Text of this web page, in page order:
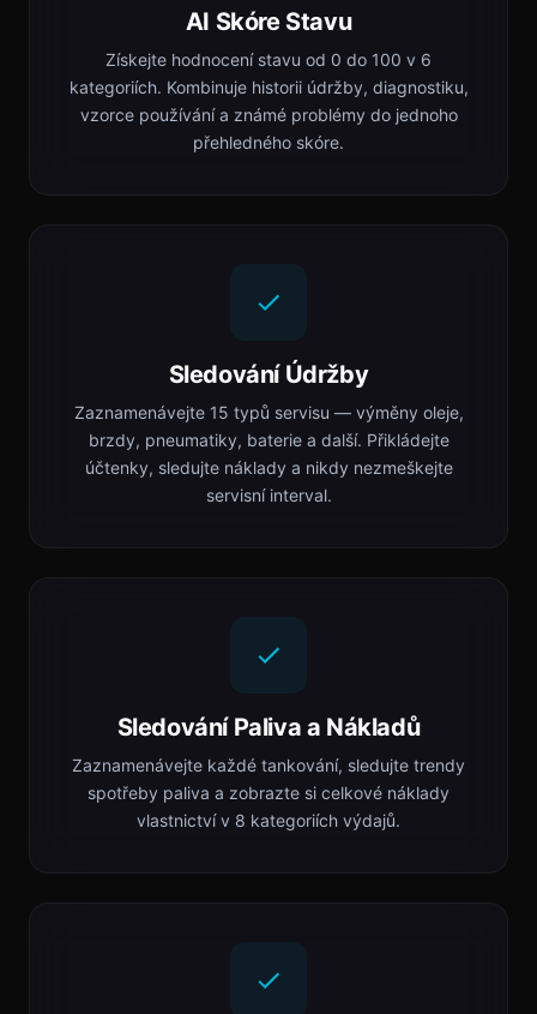
AI Skóre Stavu
Získejte hodnocení stavu od 0 do 100 v 6
kategoriích. Kombinuje historii údržby, diagnostiku,
vzorce používání a známé problémy do jednoho
přehledného skóre.
Sledování Údržby
Zaznamenávejte 15 typů servisu — výměny oleje,
brzdy, pneumatiky, baterie a další. Přikládejte
účtenky, sledujte náklady a nikdy nezmeškejte
servisní interval.
Sledování Paliva a Nákladů
Zaznamenávejte každé tankování, sledujte trendy
spotřeby paliva a zobrazte si celkové náklady
vlastnictví v 8 kategoriích výdajů.